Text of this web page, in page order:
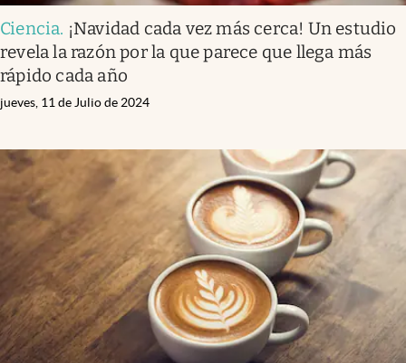
Ciencia. ¡Navidad cada vez más cerca! Un estudio
revela la razón por la que parece que llega más
rápido cada año
jueves, 11 de Julio de 2024